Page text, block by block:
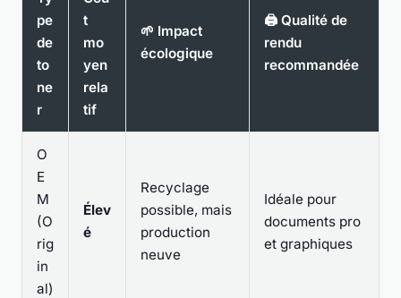
pe
de
to
ne
r
t
mo
yen
rela
tif
🌱 Impact
écologique
🖨️ Qualité de
rendu
recommandée
O
E
M
(O
rig
in
al)
Élev
é
Recyclage
possible, mais
production
neuve
Idéale pour
documents pro
et graphiques